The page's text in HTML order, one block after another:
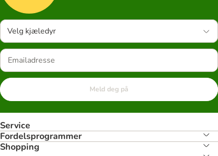
Velg kjæledyr
Meld deg på
Service
Fordelsprogrammer
Shopping